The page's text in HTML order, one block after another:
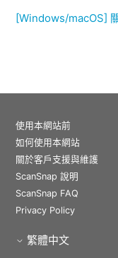
[Windows/macOS]
使用本網站前
如何使用本網站
關於客戶支援與維護
ScanSnap 說明
ScanSnap FAQ
Privacy Policy
繁體中文